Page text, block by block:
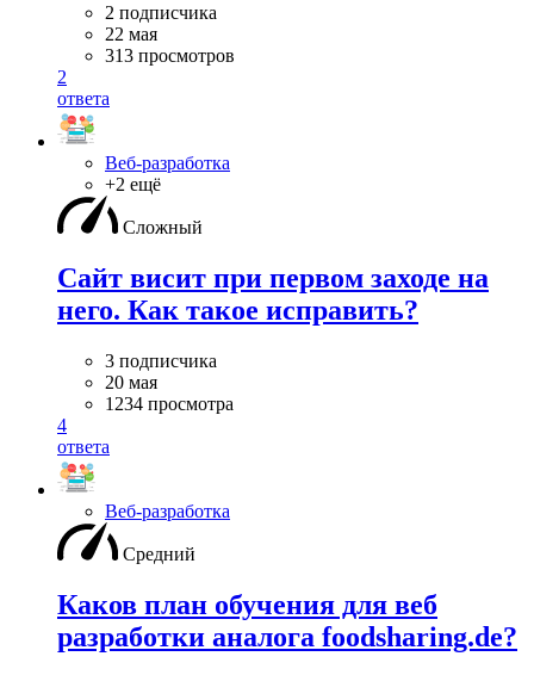
2 подписчика
22 мая
313 просмотров
2
ответа
Веб-разработка
+2 ещё
Сложный
Сайт висит при первом заходе на
него. Как такое исправить?
3 подписчика
20 мая
1234 просмотра
4
ответа
Веб-разработка
Средний
Каков план обучения для веб
разработки аналога foodsharing.de?